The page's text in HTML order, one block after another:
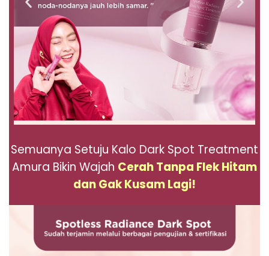
Semuanya Setuju Kalo Dark Spot Treatment
Amura Bikin Wajah Cerah Tanpa Flek Hitam
dan Gak Kusam Lagi!